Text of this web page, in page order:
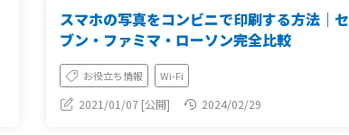
スマホの写真をコンビニで印刷する方法｜セ
ブン・ファミマ・ローソン完全比較
お役立ち情報 Wi-Fi
2021/01/07 [公開] 2024/02/29